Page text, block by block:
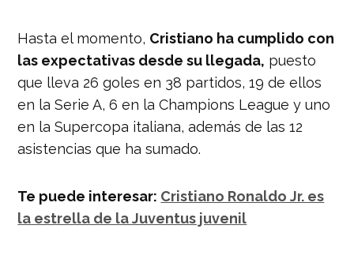
Hasta el momento, Cristiano ha cumplido con
las expectativas desde su llegada, puesto
que lleva 26 goles en 38 partidos, 19 de ellos
en la Serie A, 6 en la Champions League y uno
en la Supercopa italiana, además de las 12
asistencias que ha sumado.
Te puede interesar: Cristiano Ronaldo Jr. es
la estrella de la Juventus juvenil